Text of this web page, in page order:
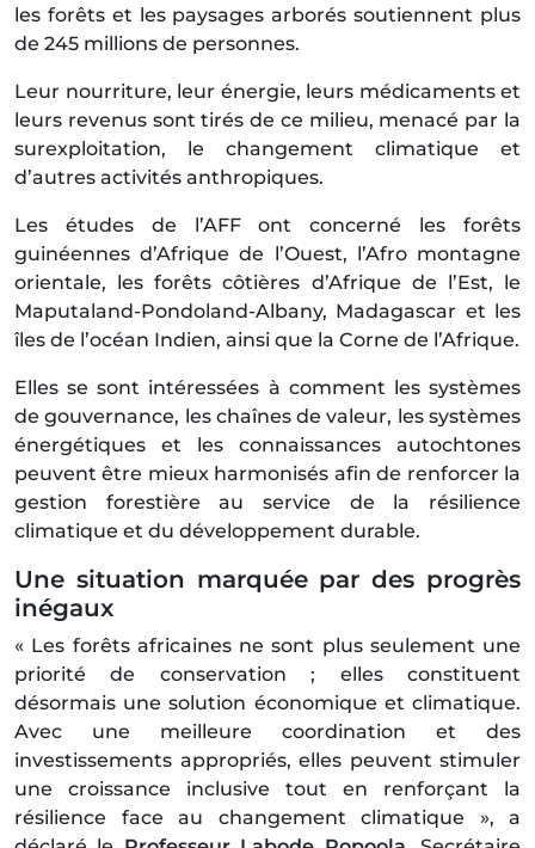
les forêts et les paysages arborés soutiennent plus
de 245 millions de personnes.
Leur nourriture, leur énergie, leurs médicaments et
leurs revenus sont tirés de ce milieu, menacé par la
surexploitation, le changement climatique et
d’autres activités anthropiques.
Les études de l’AFF ont concerné les forêts
guinéennes d’Afrique de l’Ouest, l’Afro montagne
orientale, les forêts côtières d’Afrique de l’Est, le
Maputaland-Pondoland-Albany, Madagascar et les
îles de l’océan Indien, ainsi que la Corne de l’Afrique.
Elles se sont intéressées à comment les systèmes
de gouvernance, les chaînes de valeur, les systèmes
énergétiques et les connaissances autochtones
peuvent être mieux harmonisés afin de renforcer la
gestion forestière au service de la résilience
climatique et du développement durable.
Une situation marquée par des progrès
inégaux
« Les forêts africaines ne sont plus seulement une
priorité de conservation ; elles constituent
désormais une solution économique et climatique.
Avec une meilleure coordination et des
investissements appropriés, elles peuvent stimuler
une croissance inclusive tout en renforçant la
résilience face au changement climatique », a